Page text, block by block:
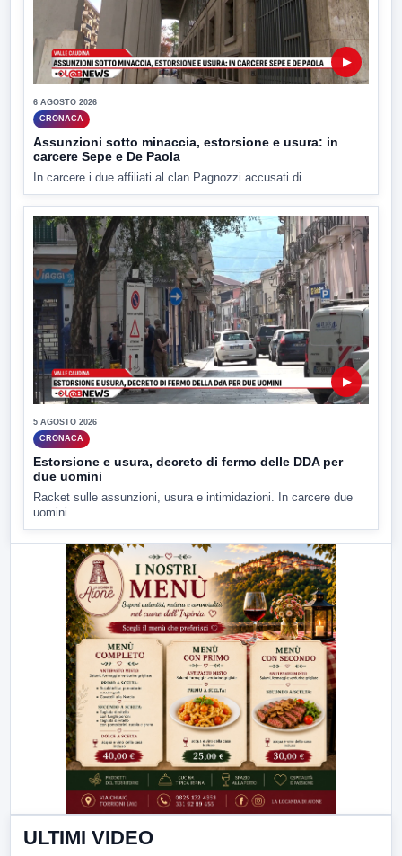
▶
6 AGOSTO 2026
CRONACA
Assunzioni sotto minaccia, estorsione e usura: in
carcere Sepe e De Paola
In carcere i due affiliati al clan Pagnozzi accusati di...
▶
5 AGOSTO 2026
CRONACA
Estorsione e usura, decreto di fermo delle DDA per
due uomini
Racket sulle assunzioni, usura e intimidazioni. In carcere due
uomini...
ULTIMI VIDEO